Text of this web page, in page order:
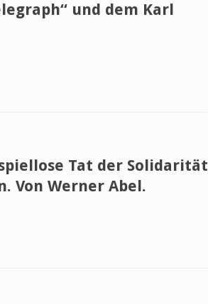
und dem Karl
Tat der Solidarität
Von Werner Abel.